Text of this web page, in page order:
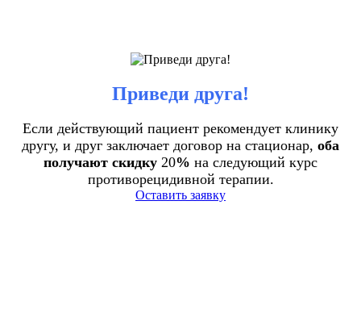
Приведи друга!
Если действующий пациент рекомендует клинику
другу, и друг заключает договор на стационар, оба
получают скидку 20% на следующий курс
противорецидивной терапии.
Оставить заявку